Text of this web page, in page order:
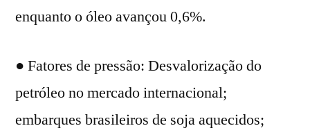
enquanto o óleo avançou 0,6%.
● Fatores de pressão: Desvalorização do
petróleo no mercado internacional;
embarques brasileiros de soja aquecidos;